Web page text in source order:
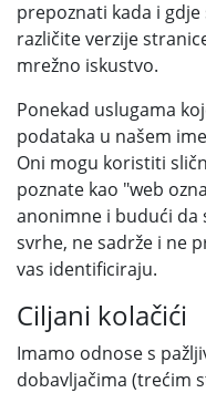
prepoznati kada i
različite verzije
mrežno iskustvo.
Ponekad uslugama
podataka u našem
Oni mogu koristiti
poznate kao "web
anonimne i budući da
svrhe, ne sadrže i ne
vas identificiraju.
Ciljani kolačići
Imamo odnose s
dobavljačima (trećim